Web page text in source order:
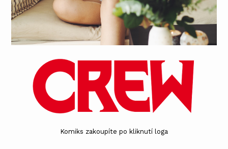
Komiks zakoupíte po kliknutí loga